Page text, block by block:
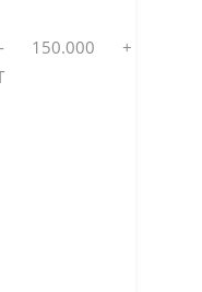
- 150.000 +